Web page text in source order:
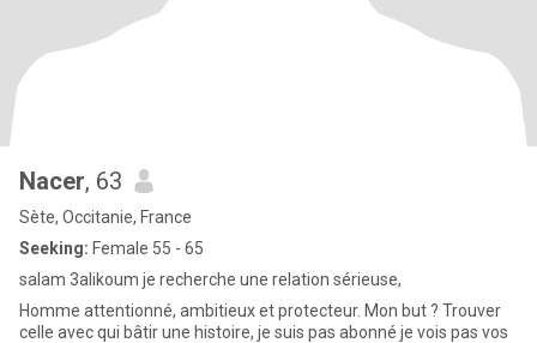
Nacer, 63
Sète, Occitanie, France
Seeking: Female 55 - 65
salam 3alikoum je recherche une relation sérieuse,
Homme attentionné, ambitieux et protecteur. Mon but ? Trouver
celle avec qui bâtir une histoire, je suis pas abonné je vois pas vos